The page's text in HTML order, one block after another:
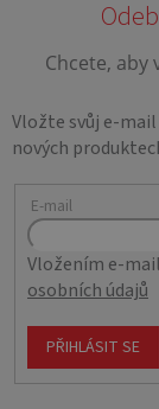
Vložte svůj e-
nových
E-mail
Vložením e-
osobních údajů
PŘIHLÁSIT SE